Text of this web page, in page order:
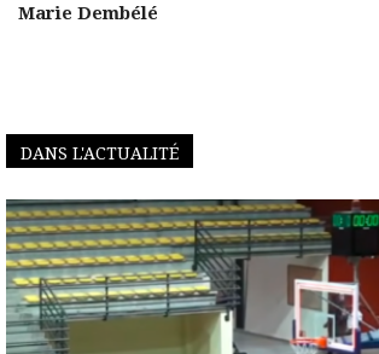
Marie Dembélé
DANS L'ACTUALITÉ